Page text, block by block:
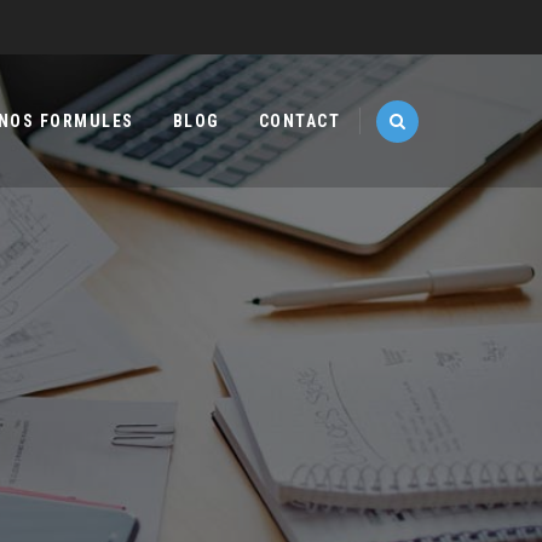
NOS FORMULES BLOG CONTACT